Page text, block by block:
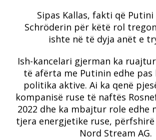
Sipas Kallas, fakti që
Schröderin për këtë rol
ishte në të dyja anët e
Ish-kancelari gjerman ka
të afërta me Putinin edhe
politika aktive. Ai ka qenë
kompanisë ruse të naftës
2022 dhe ka mbajtur role edhe
tjera energjetike ruse, përfshirë
Nord Stream AG.